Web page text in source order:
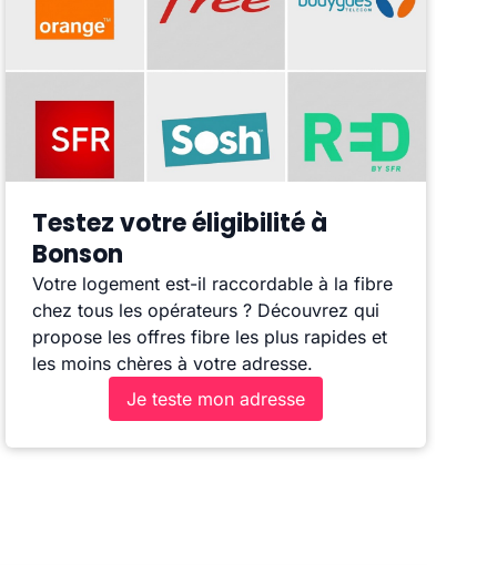
Testez votre éligibilité à
Bonson
Votre logement est-il raccordable à la fibre
chez tous les opérateurs ? Découvrez qui
propose les offres fibre les plus rapides et
les moins chères à votre adresse.
Je teste mon adresse